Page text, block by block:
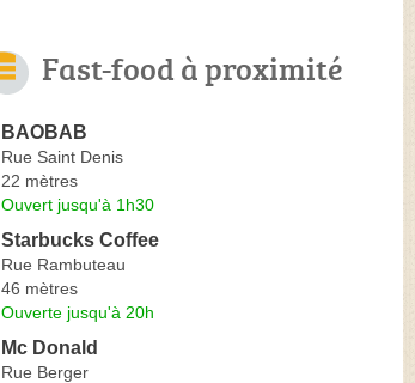
Fast-food à proximité
BAOBAB
Rue Saint Denis
22 mètres
Ouvert jusqu'à 1h30
Starbucks Coffee
Rue Rambuteau
46 mètres
Ouverte jusqu'à 20h
Mc Donald
Rue Berger